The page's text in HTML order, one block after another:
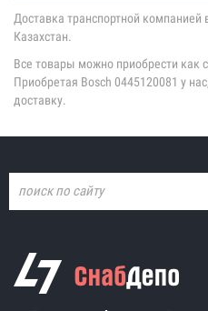
Доставка транспортной компанией
Казахстан.
Все товары можно приобрести как
Приобретая Bosch 0445120081 у
доставку.